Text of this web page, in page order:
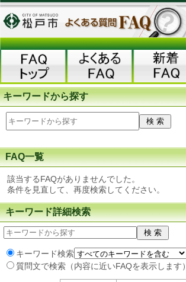
キーワードから探す
FAQ一覧
該当するFAQがありませんでした。
条件を見直して、再度検索してください。
キーワード詳細検索
キーワード検索
質問文で検索（内容に近いFAQを表示します）